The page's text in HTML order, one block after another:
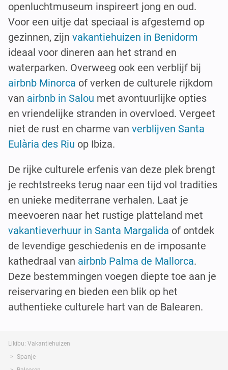
openluchtmuseum inspireert jong en oud.
Voor een uitje dat speciaal is afgestemd op
gezinnen, zijn vakantiehuizen in Benidorm
ideaal voor dineren aan het strand en
waterparken. Overweeg ook een verblijf bij
airbnb Minorca of verken de culturele rijkdom
van airbnb in Salou met avontuurlijke opties
en vriendelijke stranden in overvloed. Vergeet
niet de rust en charme van verblijven Santa
Eulària des Riu op Ibiza.
De rijke culturele erfenis van deze plek brengt
je rechtstreeks terug naar een tijd vol tradities
en unieke mediterrane verhalen. Laat je
meevoeren naar het rustige platteland met
vakantieverhuur in Santa Margalida of ontdek
de levendige geschiedenis en de imposante
kathedraal van airbnb Palma de Mallorca.
Deze bestemmingen voegen diepte toe aan je
reiservaring en bieden een blik op het
authentieke culturele hart van de Balearen.
Likibu: Vakantiehuizen
Spanje